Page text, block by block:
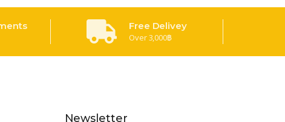
Free Delivey
Over 3,000฿
Newsletter